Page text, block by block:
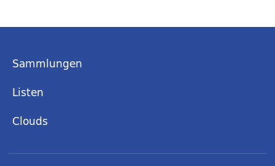
Sammlungen
Listen
Clouds